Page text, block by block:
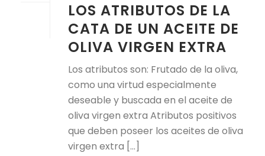
LOS ATRIBUTOS DE LA
CATA DE UN ACEITE DE
OLIVA VIRGEN EXTRA
Los atributos son: Frutado de la oliva,
como una virtud especialmente
deseable y buscada en el aceite de
oliva virgen extra Atributos positivos
que deben poseer los aceites de oliva
virgen extra [...]